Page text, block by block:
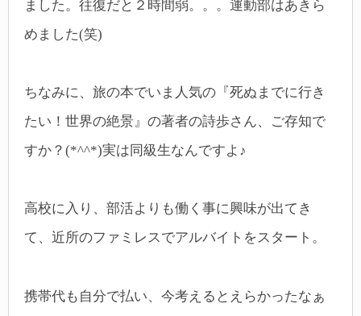
ました。往復だと２時間弱。。。運動部はあきら
めました(笑)
ちなみに、旅の本でいま人気の『死ぬまでに行き
たい！世界の絶景』の著者の詩歩さん、ご存知で
すか？(*^^*)実は同級生なんですよ♪
高校に入り、部活よりも働く事に興味が出てき
て、近所のファミレスでアルバイトをスタート。
携帯代も自分で払い、今考えるとえらかったなぁ